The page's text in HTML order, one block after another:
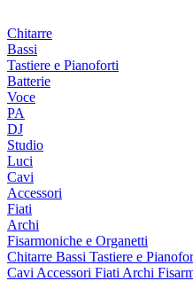
Chitarre
Bassi
Tastiere e Pianoforti
Batterie
Voce
PA
DJ
Studio
Luci
Cavi
Accessori
Fiati
Archi
Fisarmoniche e Organetti
Chitarre Bassi Tastiere e
Cavi Accessori Fiati Archi